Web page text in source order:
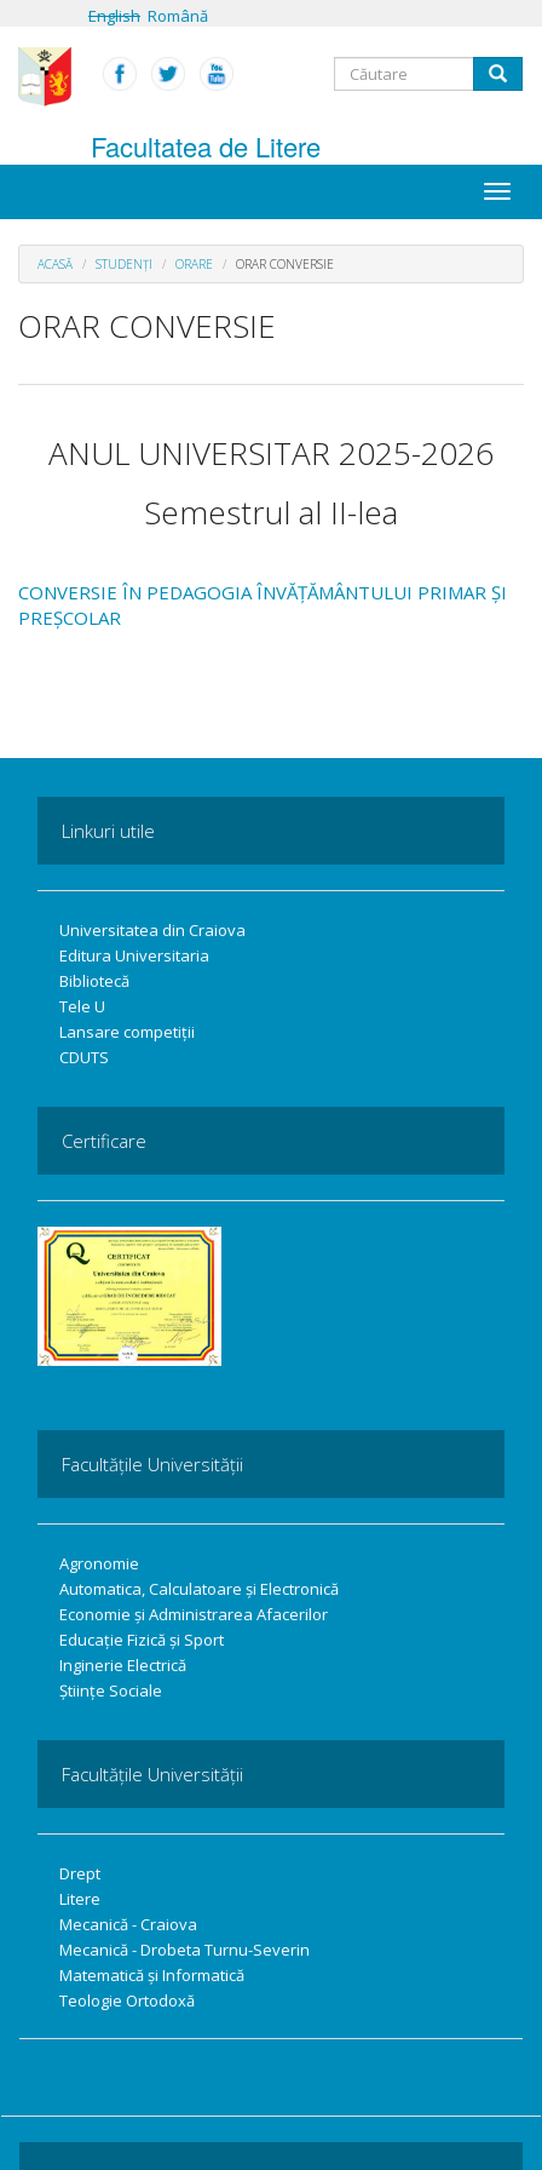
conţinutul
principal
English Română
Formular
căutare
Facultatea de Litere
Toggle
ACASĂ STUDENȚI ORARE ORAR CONVERSIE
ORAR CONVERSIE
ANUL UNIVERSITAR 2025-2026
Semestrul al II-lea
CONVERSIE ÎN PEDAGOGIA ÎNVĂȚĂMÂNTULUI PRIMAR ȘI
PREȘCOLAR
Linkuri utile
Universitatea din Craiova
Editura Universitaria
Bibliotecă
Tele U
Lansare competiții
CDUTS
Certificare
Facultățile Universității
Agronomie
Automatica, Calculatoare și Electronică
Economie și Administrarea Afacerilor
Educație Fizică și Sport
Inginerie Electrică
Științe Sociale
Facultățile Universității
Drept
Litere
Mecanică - Craiova
Mecanică - Drobeta Turnu-Severin
Matematică și Informatică
Teologie Ortodoxă